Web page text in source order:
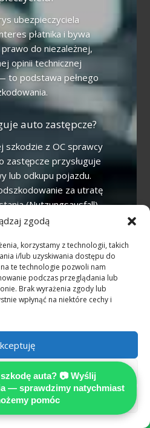
zgodą
korzystamy z technologii, takich
i/lub uzyskiwania dostępu do
te technologie pozwoli nam
podczas przeglądania lub
Brak wyrażenia zgody lub
wpłynąć na niektóre cechy i
Odmów
preferencje
ubezpieczyciela
płatnika i bywa
do niezależnej,
opinii technicznej
to podstawa pełnego
auto zastępcze?
szkodzie z OC sprawcy
zastępcze przysługuje
lub odkupu pojazdu.
za utratę
(Nutzungsausfall).
rynkowej auta po
naprawy. W
odrębne roszczenie —
przez WhatsApp w
Niemcy?
i krótki opis na
3388333. Bezpłatna
odpowiedź po polsku.
auta? 📷 Wyślij
— sprawdzimy natychmiast
pomóc